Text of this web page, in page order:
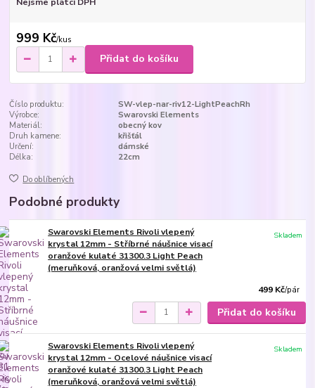
Nejsme plátci DPH
999 Kč/kus
Přidat do košíku
Číslo produktu:
SW-vlep-nar-riv12-LightPeachRh
Výrobce:
Swarovski Elements
Materiál:
obecný kov
Druh kamene:
křišťál
Určení:
dámské
Délka:
22cm
Do oblíbených
Podobné produkty
Swarovski Elements Rivoli vlepený
krystal 12mm - Stříbrné náušnice visací
oranžové kulaté 31300.3 Light Peach
(meruňková, oranžová velmi světlá)
499 Kč/pár
Skladem
Přidat do košíku
Swarovski Elements Rivoli vlepený
krystal 12mm - Ocelové náušnice visací
oranžové kulaté 31300.3 Light Peach
(meruňková, oranžová velmi světlá)
Skladem